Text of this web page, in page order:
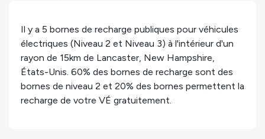
Il y a 5 bornes de recharge publiques pour véhicules
électriques (Niveau 2 et Niveau 3) à l'intérieur d'un
rayon de 15km de Lancaster, New Hampshire,
États-Unis. 60% des bornes de recharge sont des
bornes de niveau 2 et 20% des bornes permettent la
recharge de votre VÉ gratuitement.